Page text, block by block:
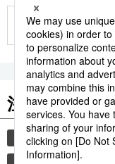
注目のキーワ
共同通信ニュース